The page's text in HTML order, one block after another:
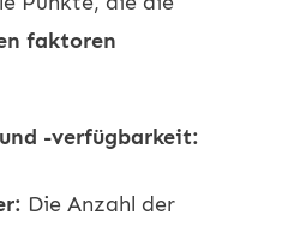
faktoren
-verfügbarkeit:
Die Anzahl der